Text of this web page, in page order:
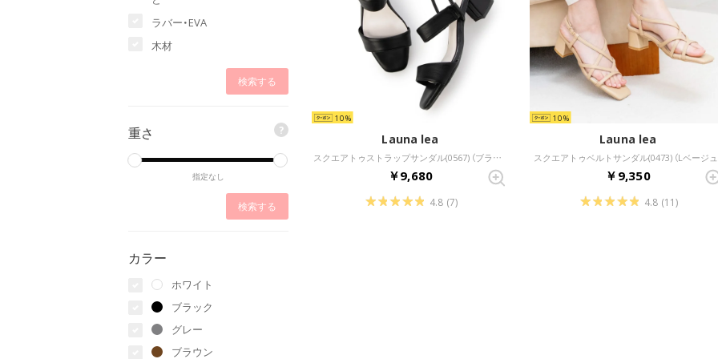
ラバー・EVA
木材
重さ ?
指定なし
カラー
ホワイト
ブラック
グレー
ブラウン
10
Launa lea
スクエアトゥストラップサンダル(0567) （ブラック）
￥9,680
4.8 (7)
10
Launa lea
スクエアトゥベルトサンダル(0473) （Lベージュ
￥9,350
4.8 (11)